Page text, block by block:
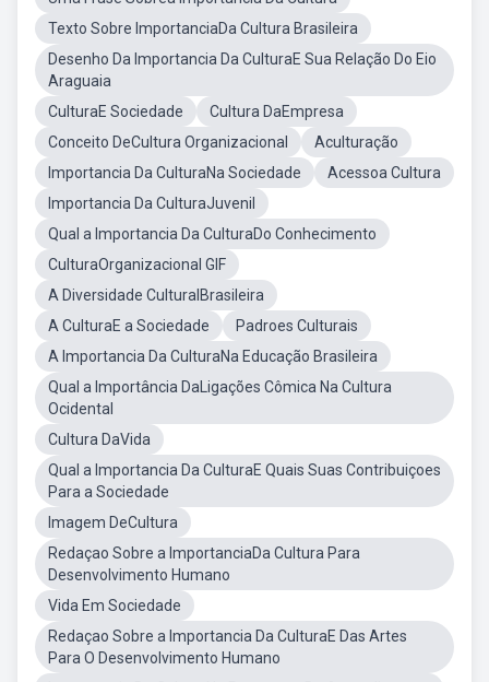
Texto Sobre ImportanciaDa Cultura Brasileira
Desenho Da Importancia Da CulturaE Sua Relação Do Eio
Araguaia
CulturaE Sociedade
Cultura DaEmpresa
Conceito DeCultura Organizacional
Aculturação
Importancia Da CulturaNa Sociedade
Acessoa Cultura
Importancia Da CulturaJuvenil
Qual a Importancia Da CulturaDo Conhecimento
CulturaOrganizacional GIF
A Diversidade CulturalBrasileira
A CulturaE a Sociedade
Padroes Culturais
A Importancia Da CulturaNa Educação Brasileira
Qual a Importância DaLigações Cômica Na Cultura
Ocidental
Cultura DaVida
Qual a Importancia Da CulturaE Quais Suas Contribuiçoes
Para a Sociedade
Imagem DeCultura
Redaçao Sobre a ImportanciaDa Cultura Para
Desenvolvimento Humano
Vida Em Sociedade
Redaçao Sobre a Importancia Da CulturaE Das Artes
Para O Desenvolvimento Humano